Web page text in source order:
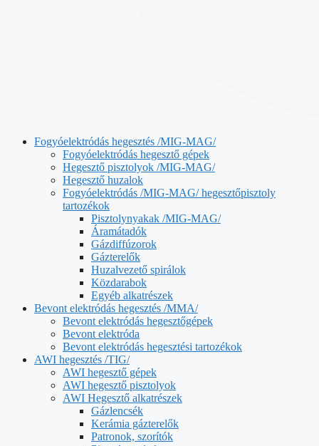
Fogyóelektródás hegesztés /MIG-MAG/
Fogyóelektródás hegesztő gépek
Hegesztő pisztolyok /MIG-MAG/
Hegesztő huzalok
Fogyóelektródás /MIG-MAG/ hegesztőpisztoly
tartozékok
Pisztolynyakak /MIG-MAG/
Áramátadók
Gázdiffúzorok
Gázterelők
Huzalvezető spirálok
Közdarabok
Egyéb alkatrészek
Bevont elektródás hegesztés /MMA/
Bevont elektródás hegesztőgépek
Bevont elektróda
Bevont elektródás hegesztési tartozékok
AWI hegesztés /TIG/
AWI hegesztő gépek
AWI hegesztő pisztolyok
AWI Hegesztő alkatrészek
Gázlencsék
Kerámia gázterelők
Patronok, szorítók